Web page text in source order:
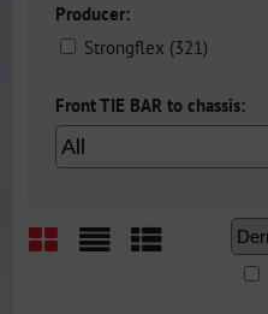
Producer:
Strongflex (321)
Front TIE BAR to chassis: